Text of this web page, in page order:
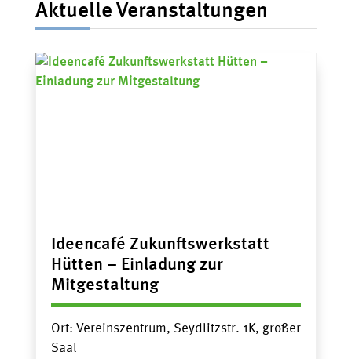
Aktuelle Veranstaltungen
Ideencafé Zukunftswerkstatt
Hütten – Einladung zur
Mitgestaltung
Ort: Vereinszentrum, Seydlitzstr. 1K, großer
Saal